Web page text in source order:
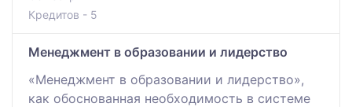
Кредитов - 5
Менеджмент в образовании и лидерство
«Менеджмент в образовании и лидерство»,
как обоснованная необходимость в системе